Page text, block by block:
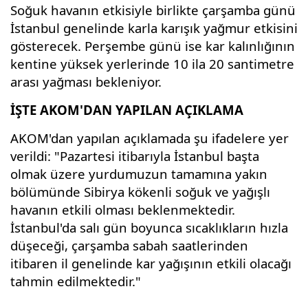
Soğuk havanın etkisiyle birlikte çarşamba günü
İstanbul genelinde karla karışık yağmur etkisini
gösterecek. Perşembe günü ise kar kalınlığının
kentine yüksek yerlerinde 10 ila 20 santimetre
arası yağması bekleniyor.
İŞTE AKOM'DAN YAPILAN AÇIKLAMA
AKOM'dan yapılan açıklamada şu ifadelere yer
verildi: "Pazartesi itibarıyla İstanbul başta
olmak üzere yurdumuzun tamamına yakın
bölümünde Sibirya kökenli soğuk ve yağışlı
havanın etkili olması beklenmektedir.
İstanbul'da salı gün boyunca sıcaklıkların hızla
düşeceği, çarşamba sabah saatlerinden
itibaren il genelinde kar yağışının etkili olacağı
tahmin edilmektedir."